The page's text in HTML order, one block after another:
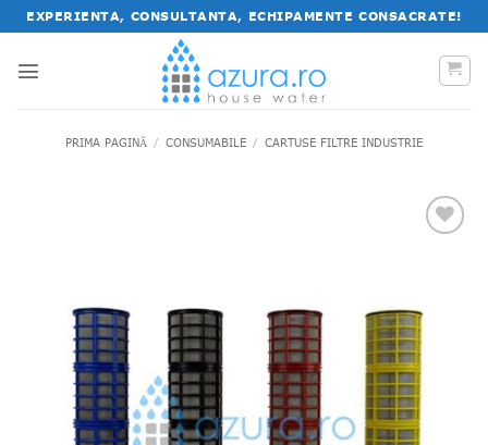
Salt
la
conținut
EXPERIENTA, CONSULTANTA, ECHIPAMENTE CONSACRATE!
PRIMA PAGINĂ / CONSUMABILE / CARTUSE FILTRE INDUSTRIE